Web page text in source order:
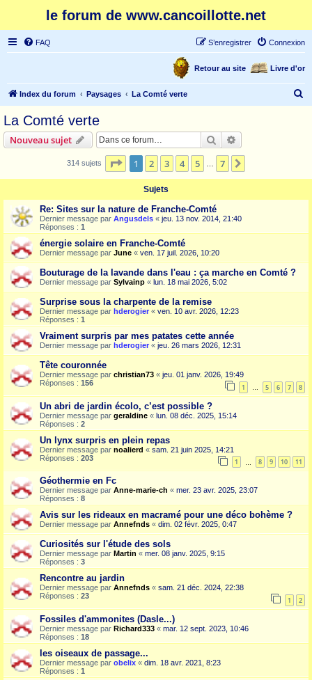
le forum de www.cancoillotte.net
FAQ Connexion
S’enregistrer
Livre d'or
Retour au site
Index du forum Paysages La Comté verte
La Comté verte
Nouveau sujet Rechercher
314 sujets Page 1sur7
1 2 3 4 5 7
Sujets
Re: Sites sur la nature de Franche-Comté
Dernier message par Angusdels « jeu. 13 nov. 2014, 21:40
Réponses : 1
énergie solaire en Franche-Comté
Dernier message par June « ven. 17 juil. 2026, 10:20
Bouturage de la lavande dans l'eau : ça marche en Comté ?
Dernier message par Sylvainp « lun. 18 mai 2026, 5:02
Surprise sous la charpente de la remise
Dernier message par hderogier « ven. 10 avr. 2026, 12:23
Réponses : 1
Vraiment surpris par mes patates cette année
Dernier message par hderogier « jeu. 26 mars 2026, 12:31
Tête couronnée
Dernier message par christian73 « jeu. 01 janv. 2026, 19:49
Réponses : 156 1 … 5 6 7 8
Un abri de jardin écolo, c’est possible ?
Dernier message par geraldine « lun. 08 déc. 2025, 15:14
Réponses : 2
Un lynx surpris en plein repas
Dernier message par noalierd « sam. 21 juin 2025, 14:21
Réponses : 203 1 8 9 10 11
Géothermie en Fc
Dernier message par Anne-marie-ch « mer. 23 avr. 2025, 23:07
Réponses : 8
Avis sur les rideaux en macramé pour une déco bohème ?
Dernier message par Annefnds « dim. 02 févr. 2025, 0:47
Curiosités sur l'étude des sols
Dernier message par Martin « mer. 08 janv. 2025, 9:15
Réponses : 3
Rencontre au jardin
Dernier message par Annefnds « sam. 21 déc. 2024, 22:38
Réponses : 23 1 2
Fossiles d'ammonites (Dasle...)
Dernier message par Richard333 « mar. 12 sept. 2023, 10:46
Réponses : 18
les oiseaux de passage...
Dernier message par obelix « dim. 18 avr. 2021, 8:23
Réponses : 1